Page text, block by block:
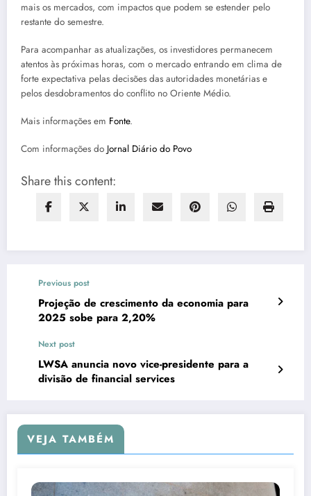
mais os mercados, com impactos que podem se estender pelo
restante do semestre.
Para acompanhar as atualizações, os investidores permanecem
atentos às próximas horas, com o mercado entrando em clima de
forte expectativa pelas decisões das autoridades monetárias e
pelos desdobramentos do conflito no Oriente Médio.
Mais informações em Fonte.
Com informações do Jornal Diário do Povo
Share this content:
Previous post
Projeção de crescimento da economia para
2025 sobe para 2,20%
Next post
LWSA anuncia novo vice-presidente para a
divisão de financial services
VEJA TAMBÉM